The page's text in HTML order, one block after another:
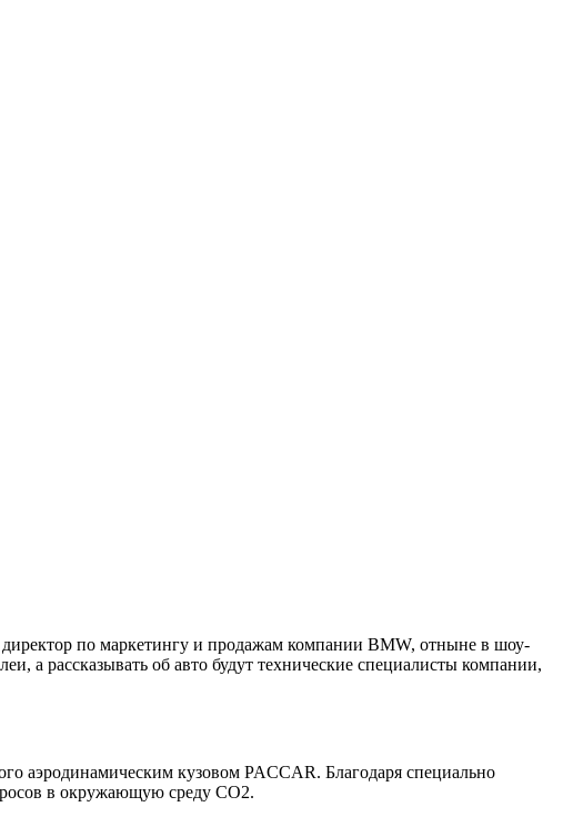
по маркетингу и продажам компании BMW, отныне в шоу-
а рассказывать об авто будут технические специалисты компании,
аэродинамическим кузовом PACCAR. Благодаря специально
в окружающую среду CO2.